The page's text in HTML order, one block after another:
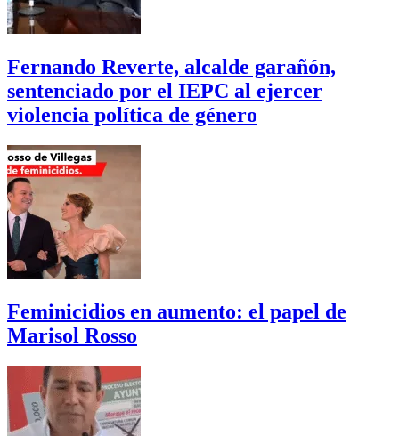
Fernando Reverte, alcalde garañón,
sentenciado por el IEPC al ejercer
violencia política de género
Feminicidios en aumento: el papel de
Marisol Rosso